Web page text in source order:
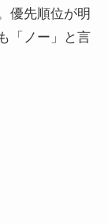
優先順位が明
「ノー」と言